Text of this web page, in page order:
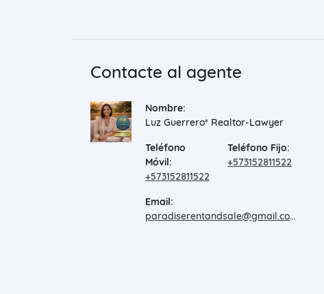
Contacte al agente
Nombre:
Luz Guerrero* Realtor-Lawyer
Teléfono
Móvil:
+573152811522
Teléfono Fijo:
+573152811522
Email:
paradiserentandsale@gmail.com